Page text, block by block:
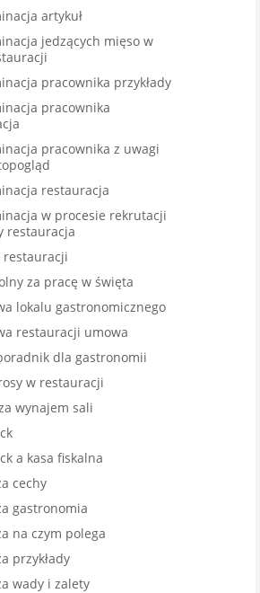
artykuł
jedzących mięso w
pracownika przykłady
pracownika
pracownika z uwagi
restauracja
w procesie rekrutacji
restauracja
restauracji
za pracę w święta
lokalu gastronomicznego
restauracji umowa
dla gastronomii
w restauracji
wynajem sali
a kasa fiskalna
cechy
gastronomia
na czym polega
przykłady
wady i zalety